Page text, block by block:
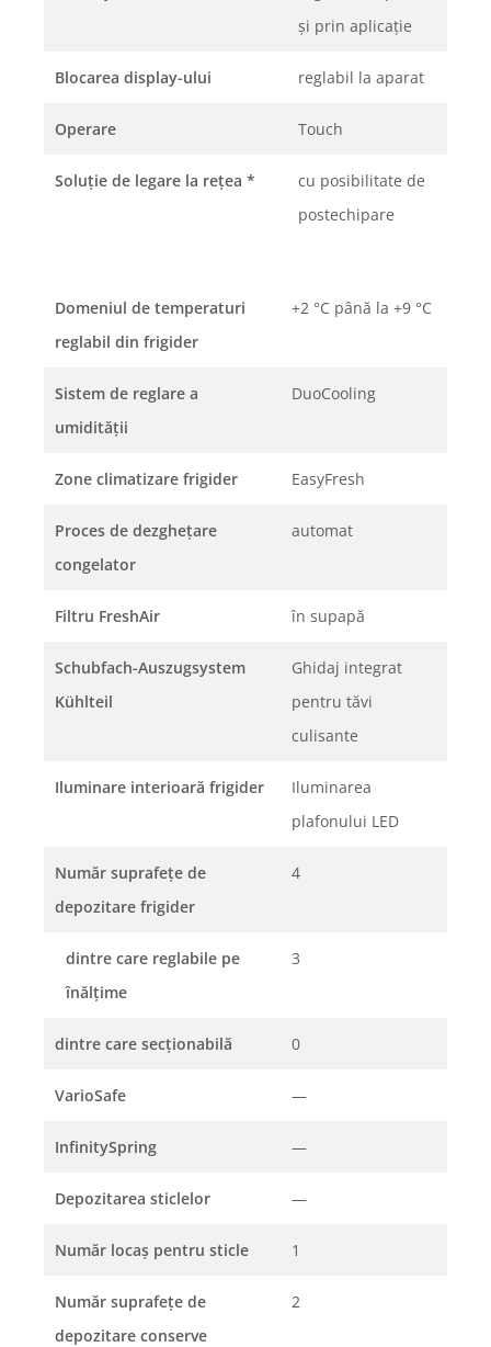
şi prin aplicaţie
Blocarea display-ului reglabil la aparat
Operare Touch
Soluţie de legare la reţea *
cu posibilitate de
postechipare
Domeniul de temperaturi
reglabil din frigider
+2 °C până la +9 °C
Sistem de reglare a
umidităţii
DuoCooling
Zone climatizare frigider EasyFresh
Proces de dezgheţare
congelator
automat
Filtru FreshAir în supapă
Schubfach-Auszugsystem
Kühlteil
Ghidaj integrat
pentru tăvi
culisante
Iluminare interioară frigider
Iluminarea
plafonului LED
Număr suprafeţe de
depozitare frigider
4
dintre care reglabile pe
înălţime
3
dintre care secţionabilă 0
VarioSafe —
InfinitySpring —
Depozitarea sticlelor —
Număr locaş pentru sticle 1
Număr suprafeţe de
depozitare conserve
2